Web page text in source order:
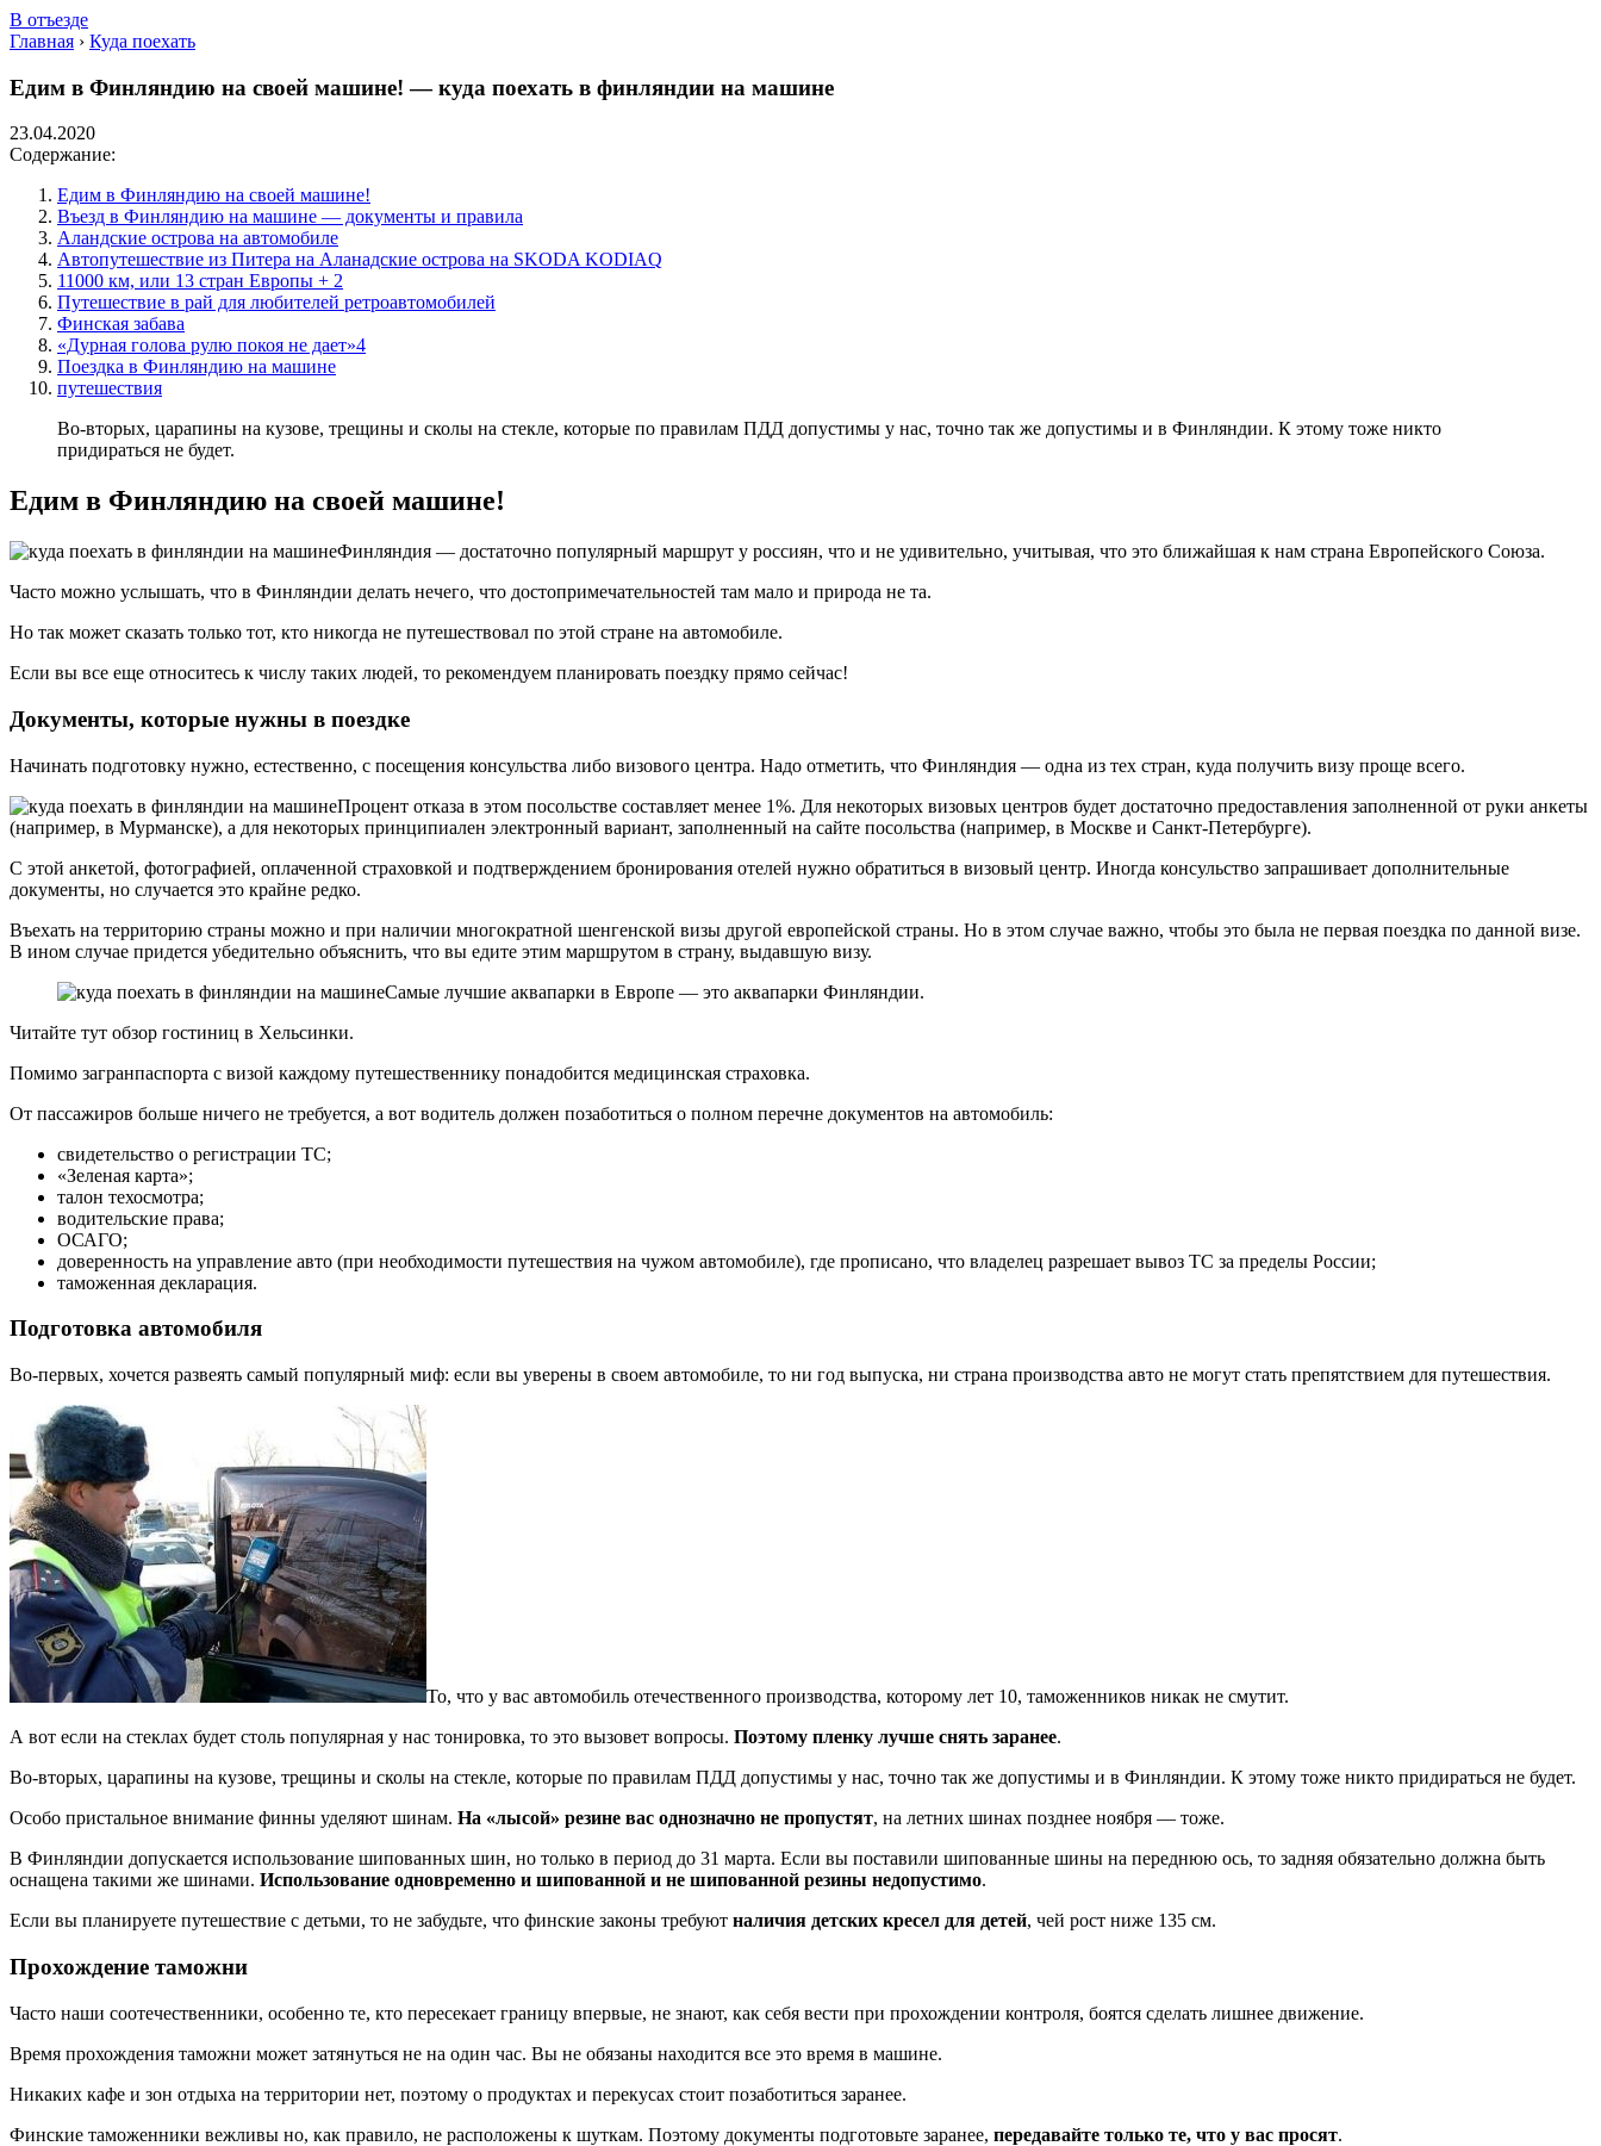
В отъезде
Главная › Куда поехать
Едим в Финляндию на своей машине! — куда поехать в финляндии на машине
23.04.2020
Содержание:
Едим в Финляндию на своей машине!
Въезд в Финляндию на машине — документы и правила
Аландские острова на автомобиле
Автопутешествие из Питера на Аланадские острова на SKODA KODIAQ
11000 км, или 13 стран Европы + 2
Путешествие в рай для любителей ретроавтомобилей
Финская забава
«Дурная голова рулю покоя не дает»4
Поездка в Финляндию на машине
путешествия
Во-вторых, царапины на кузове, трещины и сколы на стекле, которые по правилам ПДД допустимы у нас, точно так же допустимы и в Финляндии. К этому тоже никто
придираться не будет.
Едим в Финляндию на своей машине!
Финляндия — достаточно популярный маршрут у россиян, что и не удивительно, учитывая, что это ближайшая к нам страна Европейского Союза.
Часто можно услышать, что в Финляндии делать нечего, что достопримечательностей там мало и природа не та.
Но так может сказать только тот, кто никогда не путешествовал по этой стране на автомобиле.
Если вы все еще относитесь к числу таких людей, то рекомендуем планировать поездку прямо сейчас!
Документы, которые нужны в поездке
Начинать подготовку нужно, естественно, с посещения консульства либо визового центра. Надо отметить, что Финляндия — одна из тех стран, куда получить визу проще всего.
Процент отказа в этом посольстве составляет менее 1%. Для некоторых визовых центров будет достаточно предоставления заполненной от руки анкеты
(например, в Мурманске), а для некоторых принципиален электронный вариант, заполненный на сайте посольства (например, в Москве и Санкт-Петербурге).
С этой анкетой, фотографией, оплаченной страховкой и подтверждением бронирования отелей нужно обратиться в визовый центр. Иногда консульство запрашивает дополнительные
документы, но случается это крайне редко.
Въехать на территорию страны можно и при наличии многократной шенгенской визы другой европейской страны. Но в этом случае важно, чтобы это была не первая поездка по данной визе.
В ином случае придется убедительно объяснить, что вы едите этим маршрутом в страну, выдавшую визу.
Самые лучшие аквапарки в Европе — это аквапарки Финляндии.
Читайте тут обзор гостиниц в Хельсинки.
Помимо загранпаспорта с визой каждому путешественнику понадобится медицинская страховка.
От пассажиров больше ничего не требуется, а вот водитель должен позаботиться о полном перечне документов на автомобиль:
свидетельство о регистрации ТС;
«Зеленая карта»;
талон техосмотра;
водительские права;
ОСАГО;
доверенность на управление авто (при необходимости путешествия на чужом автомобиле), где прописано, что владелец разрешает вывоз ТС за пределы России;
таможенная декларация.
Подготовка автомобиля
Во-первых, хочется развеять самый популярный миф: если вы уверены в своем автомобиле, то ни год выпуска, ни страна производства авто не могут стать препятствием для путешествия.
То, что у вас автомобиль отечественного производства, которому лет 10, таможенников никак не смутит.
А вот если на стеклах будет столь популярная у нас тонировка, то это вызовет вопросы. Поэтому пленку лучше снять заранее.
Во-вторых, царапины на кузове, трещины и сколы на стекле, которые по правилам ПДД допустимы у нас, точно так же допустимы и в Финляндии. К этому тоже никто придираться не будет.
Особо пристальное внимание финны уделяют шинам. На «лысой» резине вас однозначно не пропустят, на летних шинах позднее ноября — тоже.
В Финляндии допускается использование шипованных шин, но только в период до 31 марта. Если вы поставили шипованные шины на переднюю ось, то задняя обязательно должна быть
оснащена такими же шинами. Использование одновременно и шипованной и не шипованной резины недопустимо.
Если вы планируете путешествие с детьми, то не забудьте, что финские законы требуют наличия детских кресел для детей, чей рост ниже 135 см.
Прохождение таможни
Часто наши соотечественники, особенно те, кто пересекает границу впервые, не знают, как себя вести при прохождении контроля, боятся сделать лишнее движение.
Время прохождения таможни может затянуться не на один час. Вы не обязаны находится все это время в машине.
Никаких кафе и зон отдыха на территории нет, поэтому о продуктах и перекусах стоит позаботиться заранее.
Финские таможенники вежливы но, как правило, не расположены к шуткам. Поэтому документы подготовьте заранее, передавайте только те, что у вас просят.